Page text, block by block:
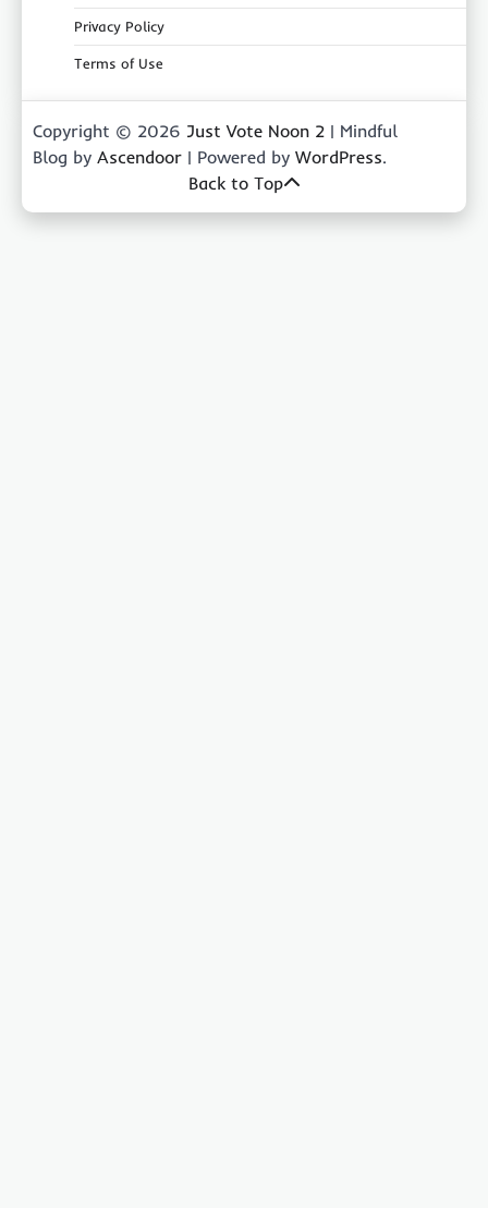
Privacy Policy
Terms of Use
Copyright © 2026 Just Vote Noon 2 | Mindful
Blog by Ascendoor | Powered by WordPress.
Back to Top